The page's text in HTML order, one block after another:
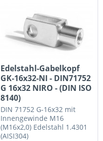
Edelstahl-Gabelkopf
GK-16x32-NI - DIN71752
G 16x32 NIRO - (DIN ISO
8140)
DIN 71752 G-16x32 mit
Innengewinde M16
(M16x2,0) Edelstahl 1.4301
(AISI304)